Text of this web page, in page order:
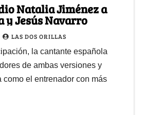
Natalia Jiménez a
y Jesús Navarro
LAS DOS ORILLAS
la cantante española
de ambas versiones y
el entrenador con más